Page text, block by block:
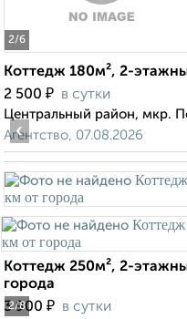
2/6
Коттедж 180м², 2-
2 500 ₽ в сутки
Центральный район, мкр.
Агентство, 07.08.2026
2/8
‹
Коттедж 250м², 2-
города
3 900 ₽ в сутки